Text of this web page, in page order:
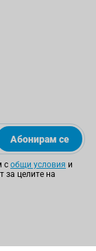
Абонирам се
с общи условия и
за целите на